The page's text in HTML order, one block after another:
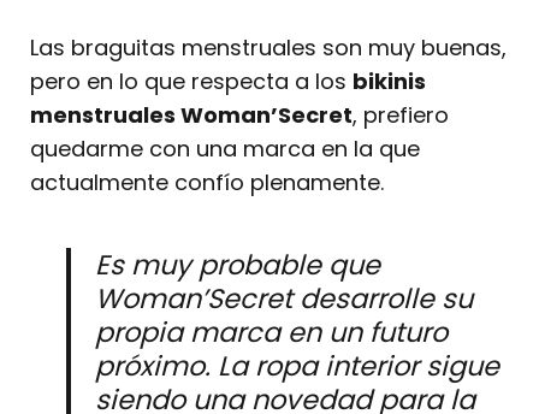
Las braguitas menstruales son muy buenas,
pero en lo que respecta a los bikinis
menstruales Woman’Secret, prefiero
quedarme con una marca en la que
actualmente confío plenamente.
Es muy probable que
Woman’Secret desarrolle su
propia marca en un futuro
próximo. La ropa interior sigue
siendo una novedad para la